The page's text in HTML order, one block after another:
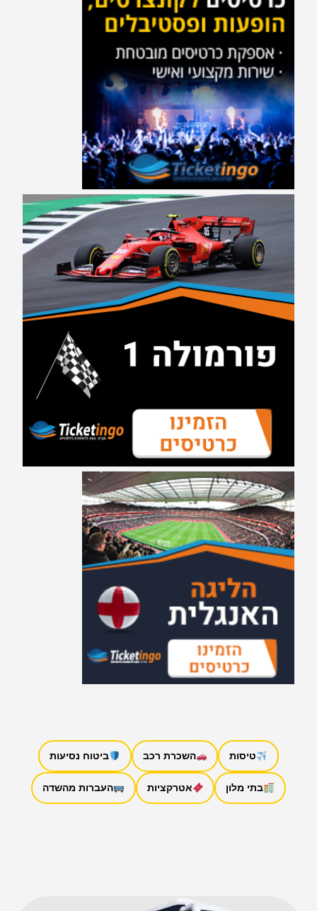
טיסות השכרת רכב ביטוח נסיעות
בתי מלון אטרקציות העברות מהשדה